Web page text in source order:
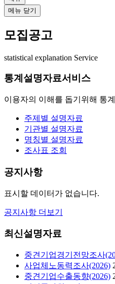
메뉴 닫기
모집공고
statistical explanation Service
통계설명자료서비스
이용자의 이해를 돕기위해 통
주제별 설명자료
기관별 설명자료
명칭별 설명자료
조사표 조회
공지사항
표시할 데이터가 없습니다.
공지사항 더보기
최신설명자료
중견기업경기전망조사
사업체노동력조사(2026)
중견기업수출동향(2026)